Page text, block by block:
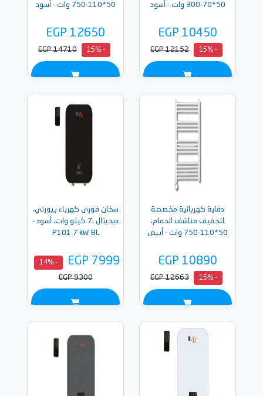
50*70-300 وات - أسود
EGP 10450
- 15%
EGP 12152
50*110-750 وات - أسود
EGP 12650
- 15%
EGP 14710
دفاية كهربائية مخصصة
لتجفيف مناشف الحمام،
50*110-750 وات - أبيض
EGP 10890
- 15%
EGP 12663
سخان فورى كهرباء بيورتي،
ديجيتال ،7 كيلو وات، أسود -
P101 7 kW BL
EGP 7999
- 14%
EGP 9300